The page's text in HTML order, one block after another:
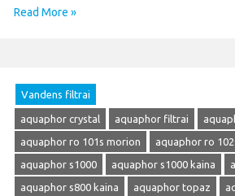
Read More »
Vandens filtrai
aquaphor crystal aquaphor filtrai
aquaphor ro 101s morion
aquaphor ro
aquaphor s1000
aquaphor s1000 kaina
aquaphor s800 kaina
aquaphor topaz